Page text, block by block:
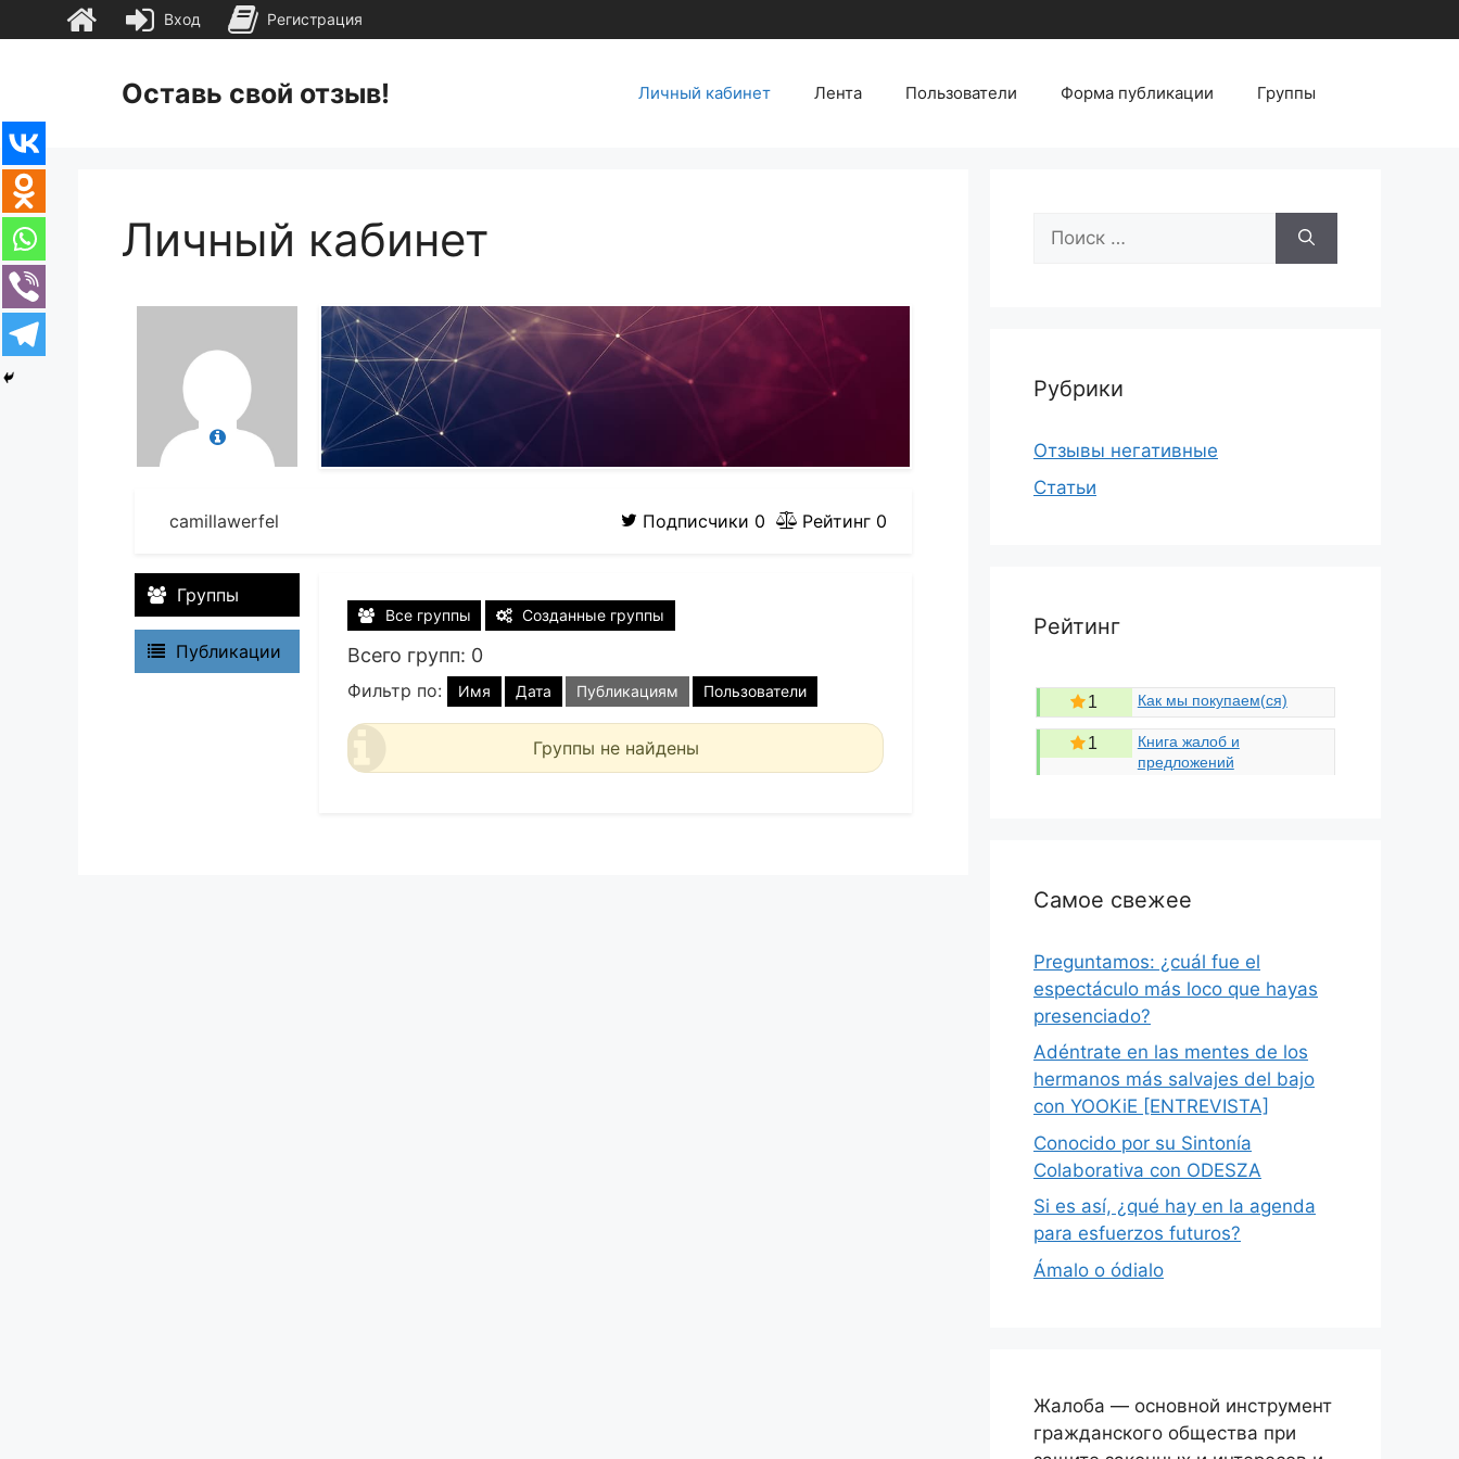
содержимомуОставь свой отзыв! Личный кабинет Лента Пользователи Форма публикации Группы
Личный кабинет
camillawerfel Подписчики 0 Рейтинг 0
Группы
Публикации
Все группы Созданные группы
Всего групп: 0
Фильтр по: Имя Дата Публикациям Пользователи
Группы не найдены
Поиск:
Рубрики
Отзывы негативные
Статьи
Рейтинг
1 Как мы покупаем(ся)
1
Книга жалоб и
предложений
Самое свежее
Preguntamos: ¿cuál fue el
espectáculo más loco que hayas
presenciado?
Adéntrate en las mentes de los
hermanos más salvajes del bajo
con YOOKiE [ENTREVISTA]
Conocido por su Sintonía
Colaborativa con ODESZA
Si es así, ¿qué hay en la agenda
para esfuerzos futuros?
Ámalo o ódialo
Жалоба — основной инструмент
гражданского общества при
Вход Регистрация